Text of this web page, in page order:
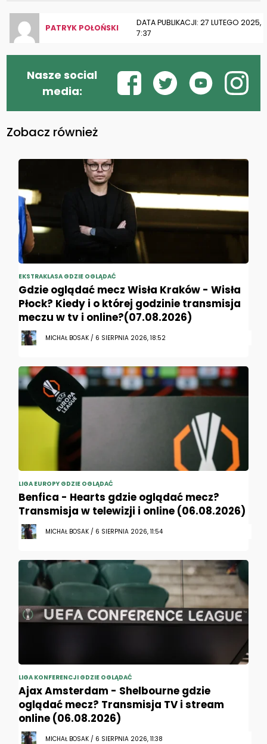
PATRYK POŁOŃSKI
DATA PUBLIKACJI: 27 LUTEGO 2025,
7:37
Nasze social
media:
Zobacz również
EKSTRAKLASA GDZIE OGLĄDAĆ
Gdzie oglądać mecz Wisła Kraków - Wisła
Płock? Kiedy i o której godzinie transmisja
meczu w tv i online?(07.08.2026)
MICHAŁ BOSAK / 6 SIERPNIA 2026, 18:52
LIGA EUROPY GDZIE OGLĄDAĆ
Benfica - Hearts gdzie oglądać mecz?
Transmisja w telewizji i online (06.08.2026)
MICHAŁ BOSAK / 6 SIERPNIA 2026, 11:54
LIGA KONFERENCJI GDZIE OGLĄDAĆ
Ajax Amsterdam - Shelbourne gdzie
oglądać mecz? Transmisja TV i stream
online (06.08.2026)
MICHAŁ BOSAK / 6 SIERPNIA 2026, 11:38